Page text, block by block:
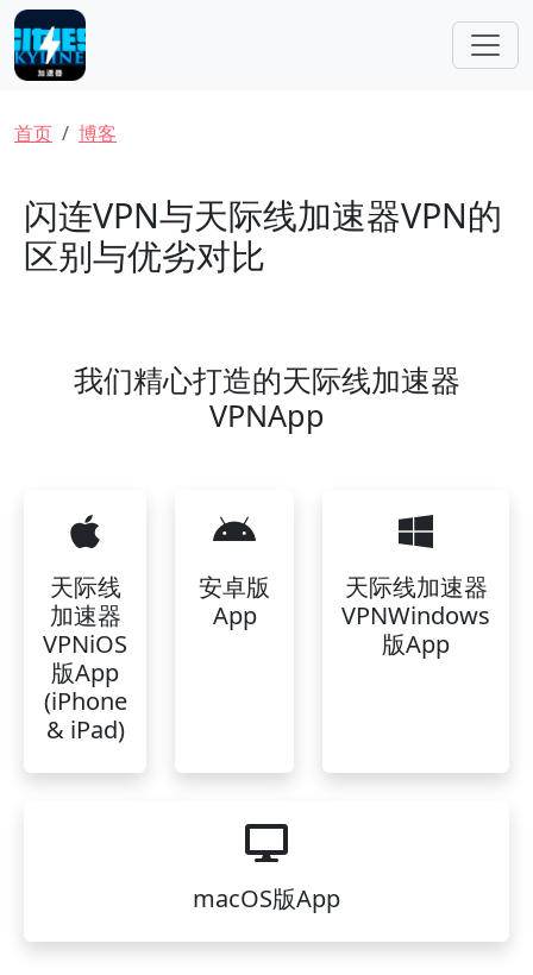
跳转到主要内容
面包屑
首页 博客
闪连VPN与天际线加速器VPN的
区别与优劣对比
我们精心打造的天际线加速器
VPNApp
天际线
加速器
VPNiOS
版App
(iPhone
& iPad)
安卓版
App
天际线加速器
VPNWindows
版App
macOS版App